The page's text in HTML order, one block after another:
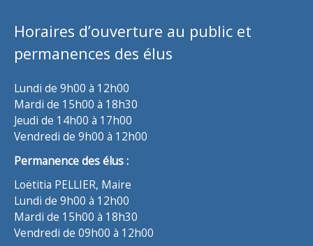
Horaires d’ouverture au public et
permanences des élus
Lundi de 9h00 à 12h00
Mardi de 15h00 à 18h30
Jeudi de 14h00 à 17h00
Vendredi de 9h00 à 12h00
Permanence des élus :
Loëtitia PELLIER, Maire
Lundi de 9h00 à 12h00
Mardi de 15h00 à 18h30
Vendredi de 09h00 à 12h00